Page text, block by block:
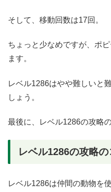
そして、移動回数は17回。
ちょっと少なめですが、ポ
ます。
レベル1286はやや難しいと
しょう。
最後に、レベル1286の攻略
レベル1286の攻略の
レベル1286は仲間の動物を